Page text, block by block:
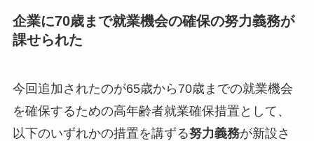
企業に70歳まで就業機会の確保の努力義務が
課せられた
今回追加されたのが65歳から70歳までの就業機会
を確保するための高年齢者就業確保措置として、
以下のいずれかの措置を講ずる努力義務が新設さ